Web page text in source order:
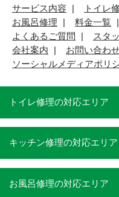
サービス内容
トイレ
お風呂修理
料金一覧
よくあるご質問
スタ
会社案内
お問い合わ
ソーシャルメディアポリ
トイレ修理の対応エリア
キッチン修理の対応エリア
お風呂修理の対応エリア